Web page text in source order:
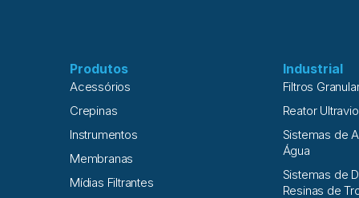
aumenta. Quando esse limite é
Produtos
Acessórios
Crepinas
Instrumentos
Membranas
Mídias Filtrantes
Industrial
Filtros
Reator
Sistemas de
Água
Sistemas de
Resinas de